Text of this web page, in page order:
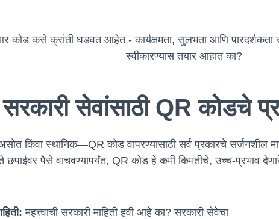
कोड कसे क्रांती घडवत आहेत - कार्यक्षमता, सुलभता आणि
स्वीकारण्यास तयार आहात का?
सरकारी सेवांसाठी QR कोडचे
किंवा स्थानिक—QR कोड वापरण्यासाठी सर्व प्रकारचे सर्जनशील
छपाईवर पैसे वाचवण्यापर्यंत, QR कोड हे कमी किमतीचे, उच्च-प्रभाव
महत्त्वाची सरकारी माहिती हवी आहे का? सरकारी सेवेचा